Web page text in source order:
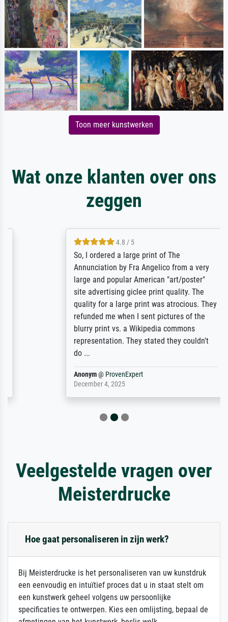
Toon meer kunstwerken
Wat onze klanten over ons
zeggen
4.8 / 5
So, I ordered a large print of The
Annunciation by Fra Angelico from a very
large and popular American "art/poster"
site advertising giclee print quality. The
quality for a large print was atrocious. They
refunded me when I sent pictures of the
blurry print vs. a Wikipedia commons
representation. They stated they couldn't
ProvenExpert
December 4, 2025
Veelgestelde vragen over
Meisterdrucke
Hoe gaat personaliseren in zijn werk?
Bij Meisterdrucke is het personaliseren van uw kunstdruk
een eenvoudig en intuïtief proces dat u in staat stelt om
een kunstwerk geheel volgens uw persoonlijke
specificaties te ontwerpen. Kies een omlijsting, bepaal de